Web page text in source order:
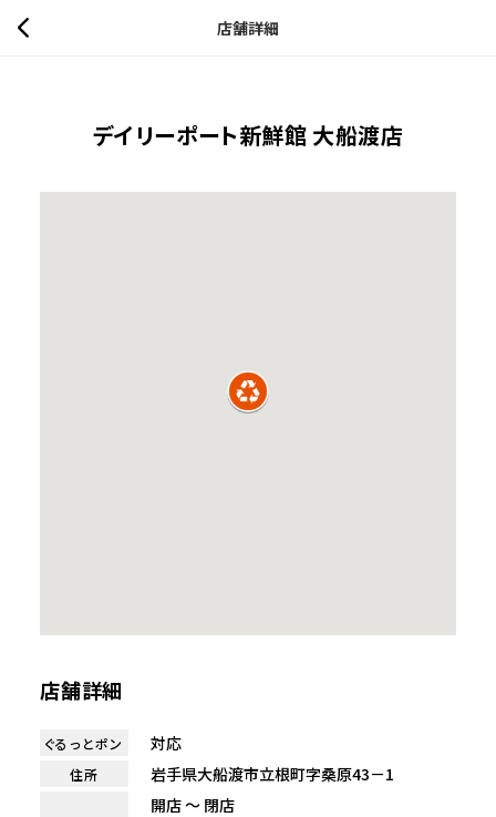
店舗詳細
デイリーポート新鮮館 大船渡店
店舗詳細
ぐるっとポン 対応
住所 岩手県大船渡市立根町字桑原43－1
開店 ～ 閉店